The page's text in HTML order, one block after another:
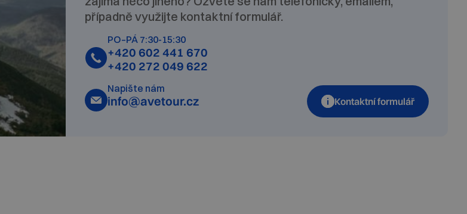
případně využijte kontaktní formulář.
PO–PÁ 7:30-15:30
+420 602 441 670
+420 272 049 622
Napište nám
info@avetour.cz Kontaktní formulář